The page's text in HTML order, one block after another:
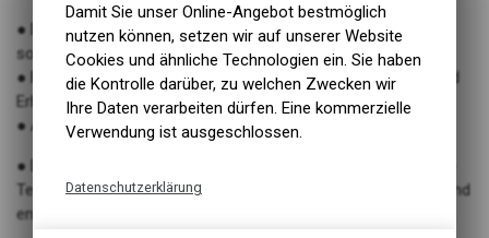
● Der ideale Reisebegleiter - im Freien, im Restaurant oder
sogar auf dem Rücksitz deines Autos.
● Bequem und praktisch - sorgt für schnelle Entspannung und
Erholung.
● Attraktives Design für dich als HundehalterIn.
● Die coole Reisematte aus Filz mit eingearbeitetem Kuschel-
Teddyfell bietet deiner Fellnase auf Reisen einen bequemen und
entspannten Schlafplatz.
Damit Sie unser Online-Angebot bestmöglich
nutzen können, setzen wir auf unserer Website
Cookies und ähnliche Technologien ein. Sie haben
die Kontrolle darüber, zu welchen Zwecken wir
Ihre Daten verarbeiten dürfen. Eine kommerzielle
Verwendung ist ausgeschlossen.
Datenschutzerklärung